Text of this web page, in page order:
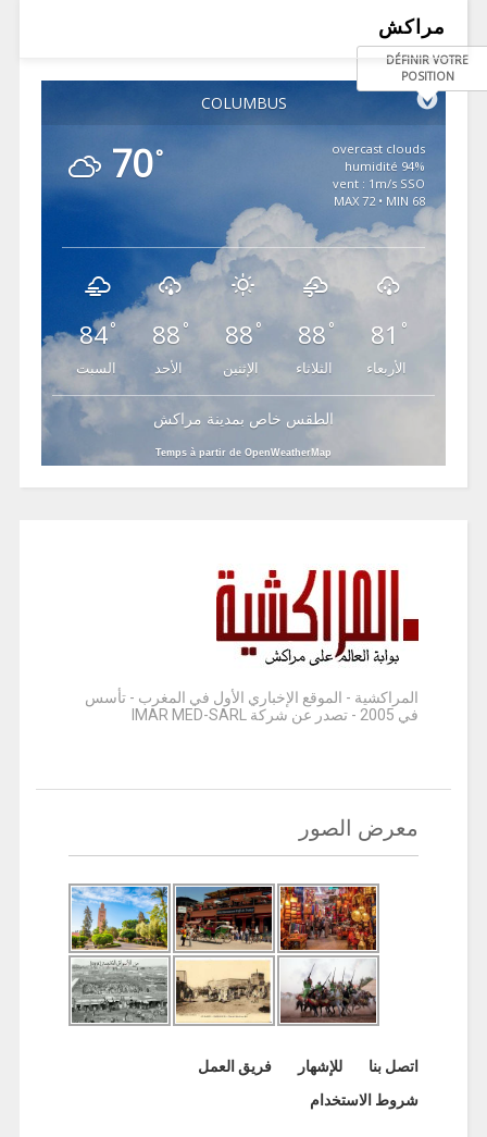
مراكش
COLUMBUS
DÉFINIR VOTRE
POSITION
70°
overcast clouds
94% humidité
vent : 1m/s SSO
MAX 72 • MIN 68
84°
السبت
88 °
الأحد
88°
الإثنين
88 °
الثلاثاء
81 °
الأربعاء
الطقس خاص بمدينة مراكش
Temps à partir de OpenWeatherMap
المراكشية - الموقع الإخباري الأول في المغرب - تأسس
في 2005 - تصدر عن شركة IMAR MED-SARL
معرض الصور
اتصل بنا للإشهار
فريق العمل
شروط الاستخدام